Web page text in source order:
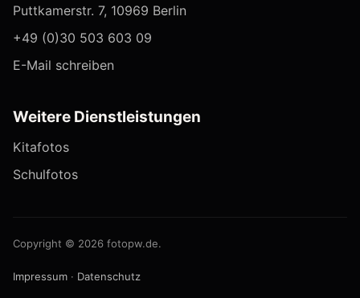
Puttkamerstr. 7, 10969 Berlin
+49 (0)30 503 603 09
E-Mail schreiben
Weitere Dienstleistungen
Kitafotos
Schulfotos
Copyright © 2026 fotopw.de.
Impressum · Datenschutz